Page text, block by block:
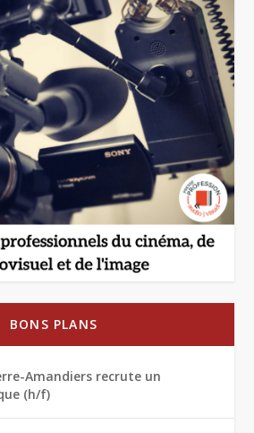
BONS PLANS
Amandiers recrute un
(h/f)